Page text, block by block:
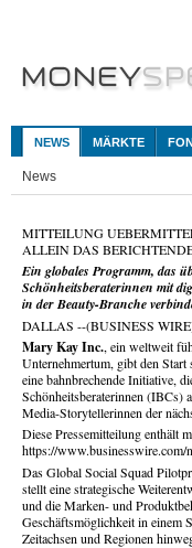
NEWS MÄRKTE
News
MITTEILUNG
ALLEIN DAS
Ein globales Programm, das
Schönheitsberaterinnen mit
in der Beauty-Branche
DALLAS --(BUSINESS
Mary Kay Inc., ein weltweit
Unternehmertum, gibt den Start
eine bahnbrechende Initiative,
Schönheitsberaterinnen (IBCs)
Media-Storytellerinnen der
Diese Pressemitteilung enthält
https://www.businesswire.com/
Das Global Social Squad
stellt eine strategische
und die Marken- und
Geschäftsmöglichkeit in einem
Zeitachsen und Regionen